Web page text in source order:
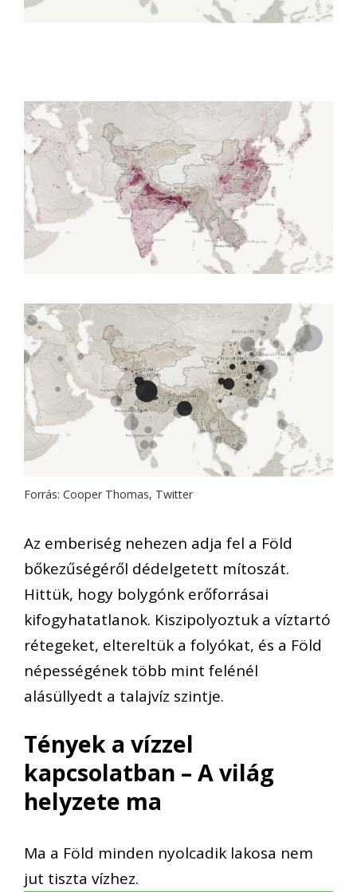
Forrás: Cooper Thomas, Twitter
Az emberiség nehezen adja fel a Föld
bőkezűségéről dédelgetett mítoszát.
Hittük, hogy bolygónk erőforrásai
kifogyhatatlanok. Kiszipolyoztuk a víztartó
rétegeket, eltereltük a folyókat, és a Föld
népességének több mint felénél
alásüllyedt a talajvíz szintje.
Tények a vízzel
kapcsolatban – A világ
helyzete ma
Ma a Föld minden nyolcadik lakosa nem
jut tiszta vízhez.